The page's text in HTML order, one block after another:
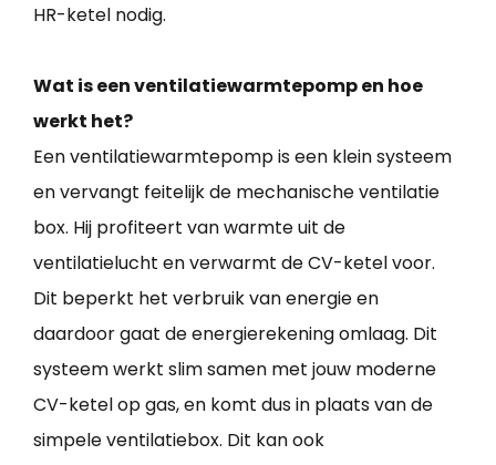
HR-ketel nodig.
Wat is een ventilatiewarmtepomp en hoe
werkt het?
Een ventilatiewarmtepomp is een klein systeem
en vervangt feitelijk de mechanische ventilatie
box. Hij profiteert van warmte uit de
ventilatielucht en verwarmt de CV-ketel voor.
Dit beperkt het verbruik van energie en
daardoor gaat de energierekening omlaag. Dit
systeem werkt slim samen met jouw moderne
CV-ketel op gas, en komt dus in plaats van de
simpele ventilatiebox. Dit kan ook